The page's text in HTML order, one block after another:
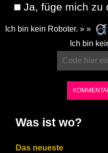
Ja, füge mich zu
Ich bin kein Roboter. » »
CAPTCHA
Ich bin
Was ist wo?
Das neueste